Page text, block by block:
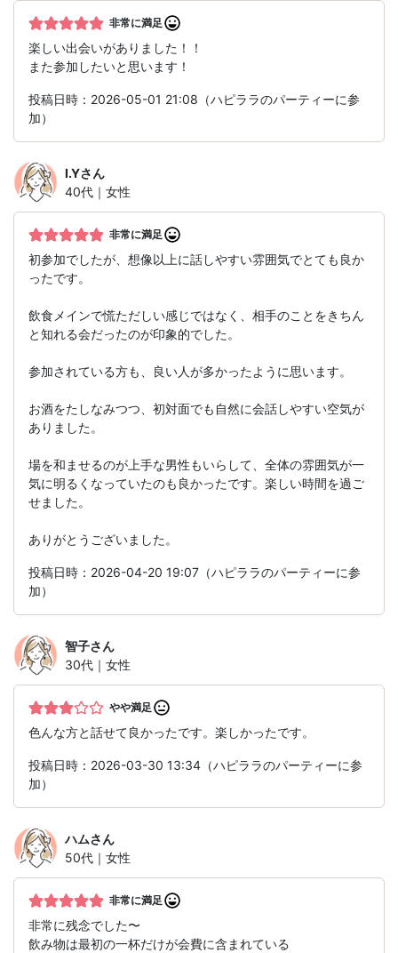
非常に満足
楽しい出会いがありました！！
また参加したいと思います！
投稿日時：2026-05-01 21:08（ハピララのパーティーに参
加）
I.Yさん
40代｜女性
非常に満足
初参加でしたが、想像以上に話しやすい雰囲気でとても良か
ったです。
飲食メインで慌ただしい感じではなく、相手のことをきちん
と知れる会だったのが印象的でした。
参加されている方も、良い人が多かったように思います。
お酒をたしなみつつ、初対面でも自然に会話しやすい空気が
ありました。
場を和ませるのが上手な男性もいらして、全体の雰囲気が一
気に明るくなっていたのも良かったです。楽しい時間を過ご
せました。
ありがとうございました。
投稿日時：2026-04-20 19:07（ハピララのパーティーに参
加）
智子さん
30代｜女性
やや満足
色んな方と話せて良かったです。楽しかったです。
投稿日時：2026-03-30 13:34（ハピララのパーティーに参
加）
ハムさん
50代｜女性
非常に満足
非常に残念でした〜
飲み物は最初の一杯だけが会費に含まれている